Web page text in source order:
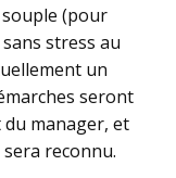
(pour
stress au
un
seront
du manager, et
reconnu.